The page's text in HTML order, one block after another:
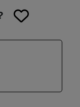
для тебе
те, що нас
тільки в
що